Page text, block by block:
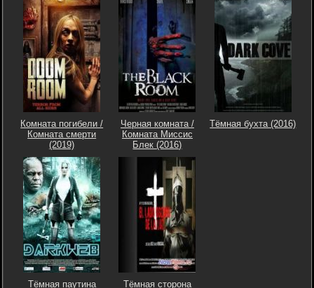
Комната погибели /
Комната смерти
(2019)
Черная комната /
Комната Миссис
Блек (2016)
Тёмная бухта (2016)
Тёмная паутина Тёмная сторона